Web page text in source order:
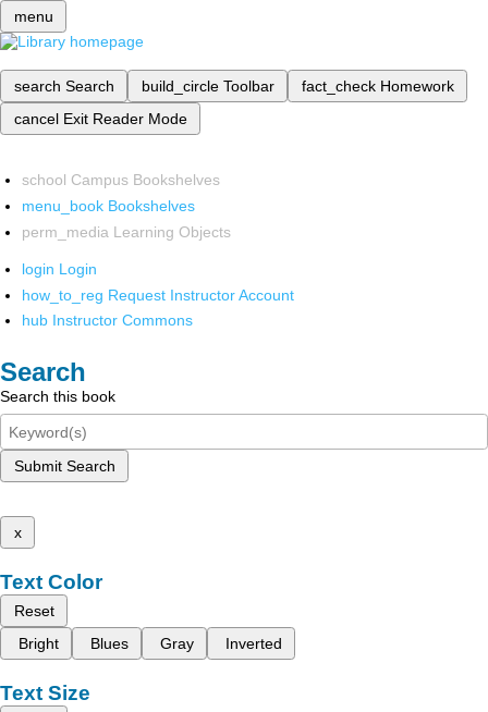
menu
search Search build_circle Toolbar fact_check Homework
cancel Exit Reader Mode
school Campus Bookshelves
menu_book Bookshelves
perm_media Learning Objects
login Login
how_to_reg Request Instructor Account
hub Instructor Commons
Search
Search this book
Submit Search
x
Text Color
Reset
Bright
Blues Gray Inverted
Text Size